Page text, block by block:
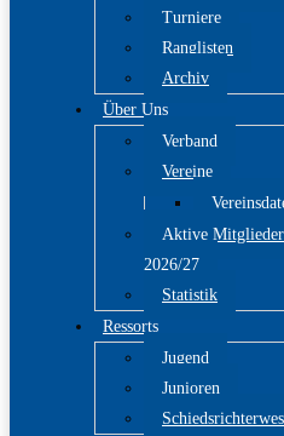
Turniere
Ranglisten
Archiv
Über Uns
Verband
Vereine
Aktive Mitglieder
2026/27
Statistik
Ressorts
Jugend
Junioren